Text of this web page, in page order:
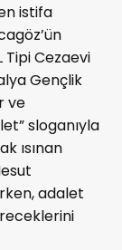
istifa
Cezaevi
Gençlik
ve
sloganıyla
ısınan
adalet